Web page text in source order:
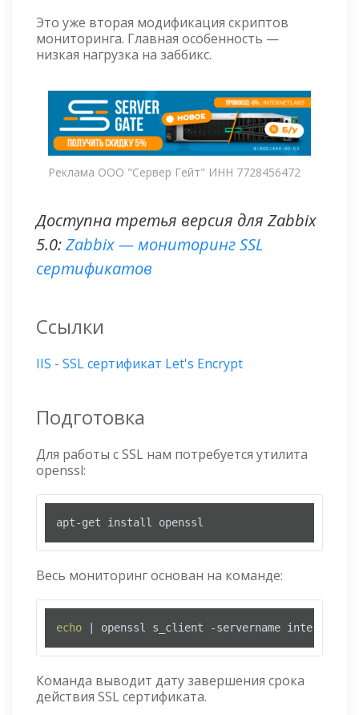
Это уже вторая модификация скриптов
мониторинга. Главная особенность —
низкая нагрузка на заббикс.
Реклама ООО "Сервер Гейт" ИНН 7728456472
Доступна третья версия для Zabbix
5.0:Zabbix — мониторинг SSL
сертификатов
Ссылки
IIS - SSL сертификат Let's Encrypt
Подготовка
Для работы с SSL нам потребуется утилита
openssl:
apt-get install openssl
Весь мониторинг основан на команде:
echo | openssl s_client -servername internet-
Команда выводит дату завершения срока
действия SSL сертификата.